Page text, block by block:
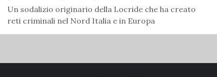
Un sodalizio originario della Locride che ha creato
reti criminali nel Nord Italia e in Europa